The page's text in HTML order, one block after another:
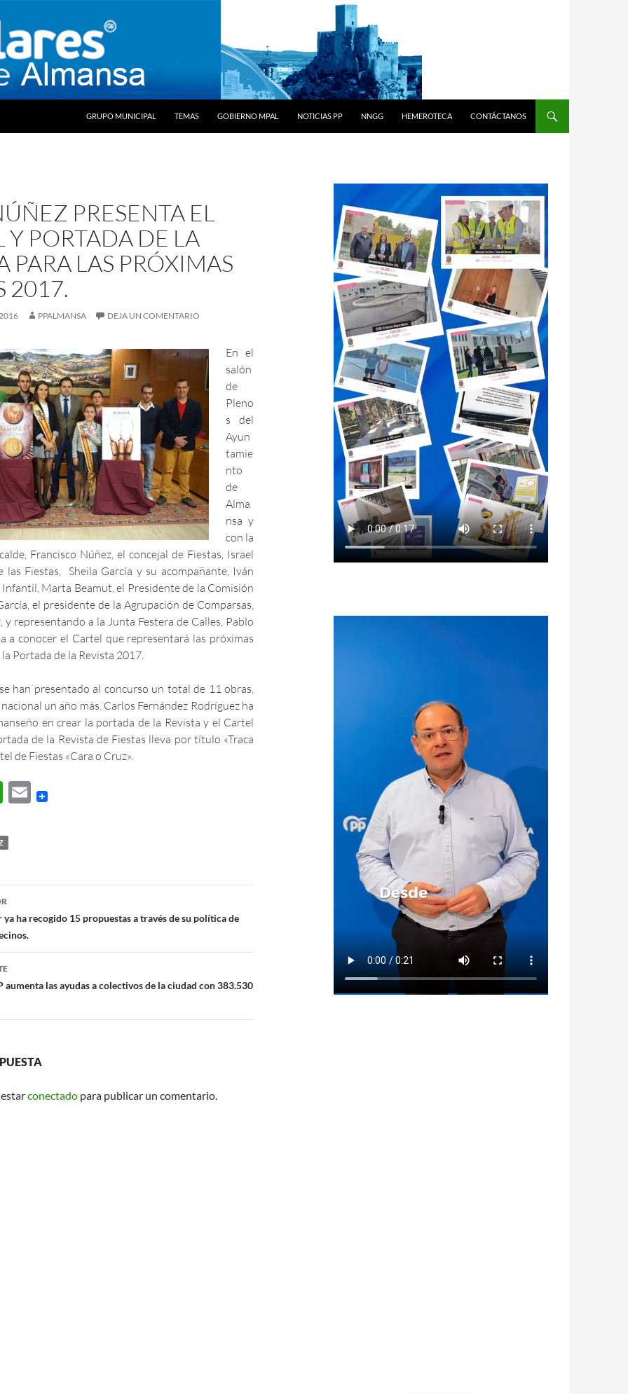
GRUPO MUNICIPAL
TEMAS GOBIERNO MPAL NOTICIAS PP NNGG HEMEROTECA CONTÁCTANOS
PRESENTA EL
Y PORTADA DE LA
PARA LAS PRÓXIMAS
2017.
PPALMANSA DEJA UN COMENTARIO
En el
salón
de
Pleno
s del
Ayun
tamie
nto
de
Alma
nsa y
con la
Francisco Núñez, el concejal de Fiestas, Israel
las Fiestas, Sheila García y su acompañante, Iván
Infantil, Marta Beamut, el Presidente de la Comisión
el presidente de la Agrupación de Comparsas,
y representando a la Junta Festera de Calles, Pablo
a conocer el Cartel que representará las próximas
Portada de la Revista 2017.
han presentado al concurso un total de 11 obras,
un año más. Carlos Fernández Rodríguez ha
en crear la portada de la Revista y el Cartel
de la Revista de Fiestas lleva por título «Traca
de Fiestas «Cara o Cruz».
W
at
s
A
p
p
E
ha recogido 15 propuestas a través de su política de
aumenta las ayudas a colectivos de la ciudad con 383.530
conectado para publicar un comentario.